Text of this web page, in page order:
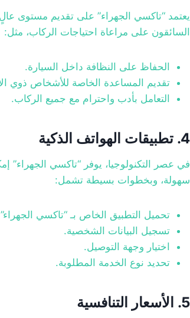
يعتمد “تاكسي الجهراء” على تقديم مستوى
السائقون على مراعاة احتياجات الركاب، مثل:
الحفاظ على النظافة داخل السيارة.
تقديم المساعدة الخاصة للأشخاص ذوي
التعامل بأدب واحترام مع جميع الركاب.
4. تطبيقات الهواتف الذكية
في عصر التكنولوجيا، يوفر “تاكسي الجهراء”
سهولة، وبخطوات بسيطة تشمل:
تحميل التطبيق الخاص بـ “تاكسي
تسجيل البيانات الشخصية.
اختيار وجهة التوصيل.
تحديد نوع الخدمة المطلوبة.
5. الأسعار التنافسية